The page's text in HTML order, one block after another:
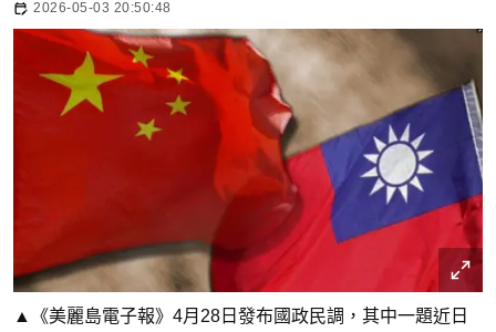
2026-05-03 20:50:48
▲《美麗島電子報》4月28日發布國政民調，其中一題近日